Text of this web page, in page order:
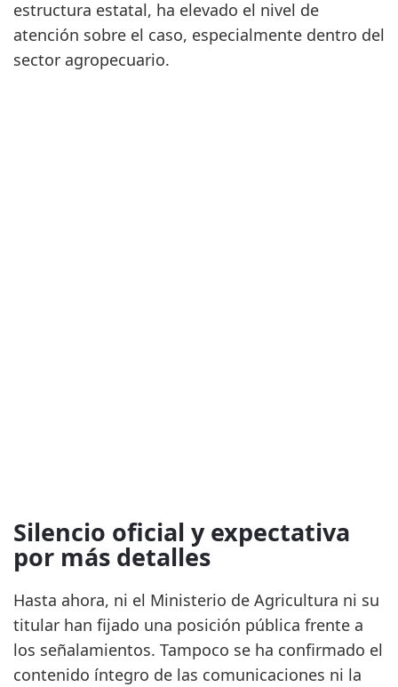
estructura estatal, ha elevado el nivel de
atención sobre el caso, especialmente dentro del
sector agropecuario.
Silencio oficial y expectativa
por más detalles
Hasta ahora, ni el Ministerio de Agricultura ni su
titular han fijado una posición pública frente a
los señalamientos. Tampoco se ha confirmado el
contenido íntegro de las comunicaciones ni la